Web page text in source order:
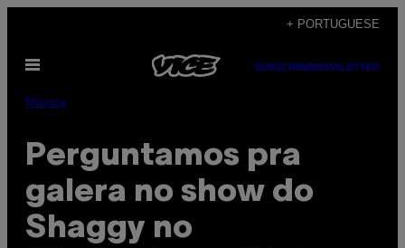
content
+ PORTUGUESE
Open
SUBSCRIBENEWSLETTER
Música
Perguntamos pra
galera no show do
Shaggy no